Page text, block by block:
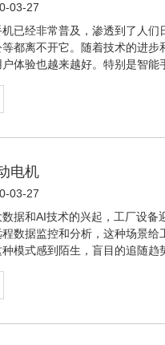
03-27
已经非常普及，渗透到了人
都离不开它。随着技术的进
体验也越来越好。特别是智能
电机
03-27
据和AI技术的兴起，工厂设
程数据监控和分析，这种场景
模式感到陌生，盲目的追随趋